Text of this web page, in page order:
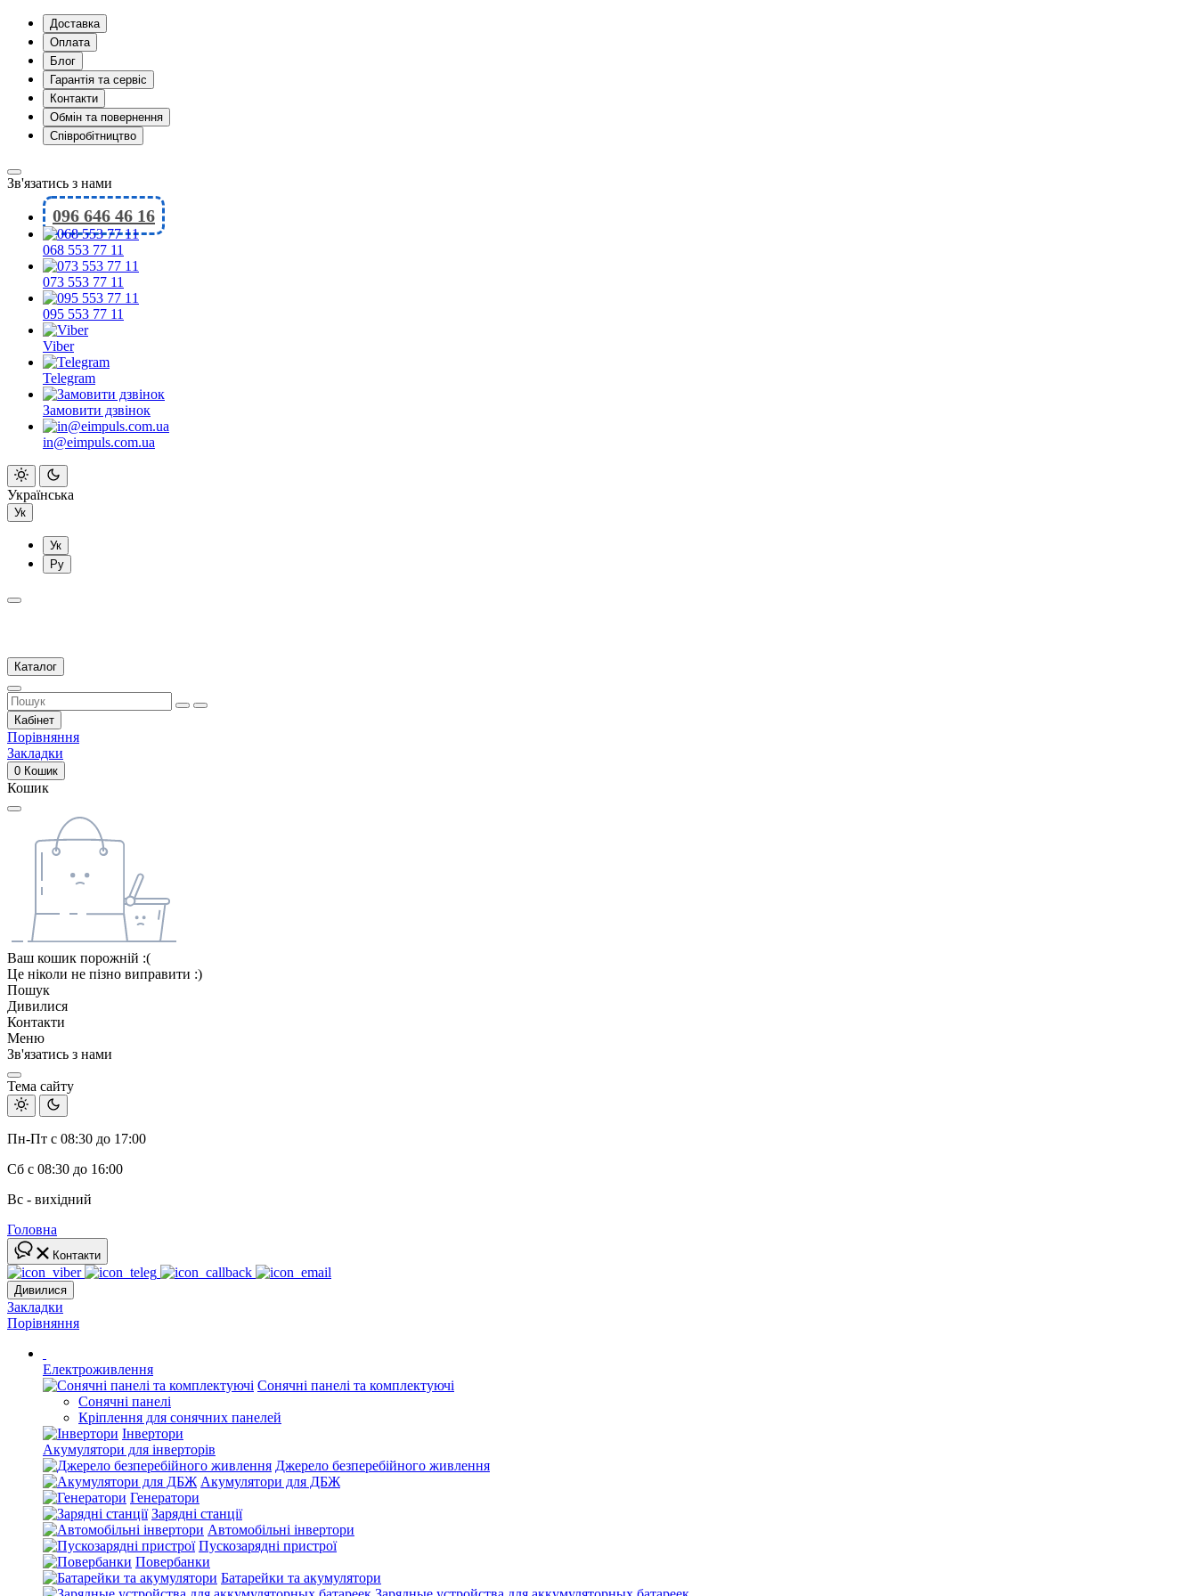
Доставка
Оплата
Блог
Гарантія та сервіс
Контакти
Обмін та повернення
Співробітництво
Зв'язатись з нами
096 646 46 16
068 553 77 11
073 553 77 11
095 553 77 11
Viber
Telegram
Замовити дзвінок
in@eimpuls.com.ua
Українська
Ук
Ук
Ру
Каталог
Кабінет
Порівняння
Закладки
0 Кошик
Кошик
Ваш кошик порожній :(
Це ніколи не пізно виправити :)
Пошук
Дивилися
Контакти
Меню
Зв'язатись з нами
Тема сайту
Пн-Пт с 08:30 до 17:00
Сб с 08:30 до 16:00
Вс - вихідний
Головна
Контакти
Дивилися
Закладки
Порівняння
Електроживлення
Сонячні панелі та комплектуючі
Сонячні панелі
Кріплення для сонячних панелей
Інвертори
Акумулятори для інверторів
Джерело безперебійного живлення
Акумулятори для ДБЖ
Генератори
Зарядні станції
Автомобільні інвертори
Пускозарядні пристрої
Повербанки
Батарейки та акумулятори